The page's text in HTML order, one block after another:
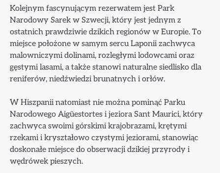
Kolejnym fascynującym rezerwatem jest Park
Narodowy Sarek w Szwecji, który jest jednym z
ostatnich prawdziwie dzikich regionów w Europie. To
miejsce położone w samym sercu Laponii zachwyca
malowniczymi dolinami, rozległymi lodowcami oraz
gęstymi lasami, a także stanowi naturalne siedlisko dla
reniferów, niedźwiedzi brunatnych i orłów.
W Hiszpanii natomiast nie można pominąć Parku
Narodowego Aigüestortes i jeziora Sant Maurici, który
zachwyca swoimi górskimi krajobrazami, krętymi
rzekami i kryształowo czystymi jeziorami, stanowiąc
doskonałe miejsce do obserwacji dzikiej przyrody i
wędrówek pieszych.